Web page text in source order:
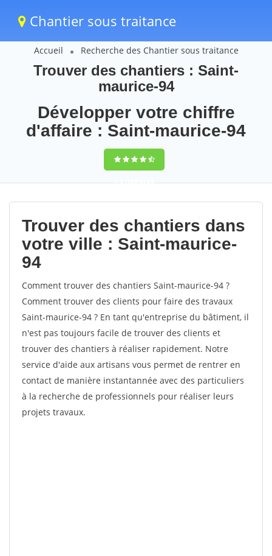
Chantier sous traitance
Accueil Recherche des Chantier sous traitance
Trouver des chantiers : Saint-
maurice-94
Développer votre chiffre
d'affaire : Saint-maurice-94
9,5(100%)69
votes
Trouver des chantiers dans
votre ville : Saint-maurice-
94
Comment trouver des chantiers Saint-maurice-94 ?
Comment trouver des clients pour faire des travaux
Saint-maurice-94 ? En tant qu'entreprise du bâtiment, il
n'est pas toujours facile de trouver des clients et
trouver des chantiers à réaliser rapidement. Notre
service d'aide aux artisans vous permet de rentrer en
contact de manière instantannée avec des particuliers
à la recherche de professionnels pour réaliser leurs
projets travaux.